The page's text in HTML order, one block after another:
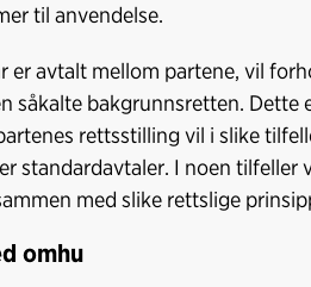
til anvendelse.
er avtalt mellom partene, vil
såkalte bakgrunnsretten. Dette
rettsstilling vil i slike
standardavtaler. I noen tilfeller
med slike rettslige
omhu